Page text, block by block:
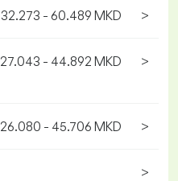
32.273 - 60.489 MKD >
27.043 - 44.892 MKD >
26.080 - 45.706 MKD >
>